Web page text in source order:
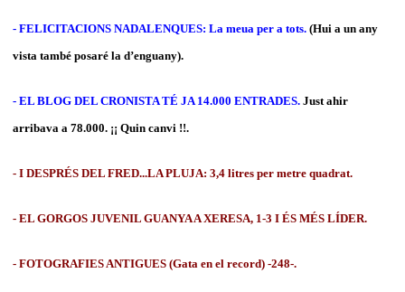
- FELICITACIONS NADALENQUES: La meua per a tots. (Hui a un any
vista també posaré la d’enguany).
- EL BLOG DEL CRONISTA TÉ JA 14.000 ENTRADES. Just ahir
arribava a 78.000. ¡¡ Quin canvi !!.
- I DESPRÉS DEL FRED...LA PLUJA: 3,4 litres per metre quadrat.
- EL GORGOS JUVENIL GUANYA A XERESA, 1-3 I ÉS MÉS LÍDER.
- FOTOGRAFIES ANTIGUES (Gata en el record) -248-.